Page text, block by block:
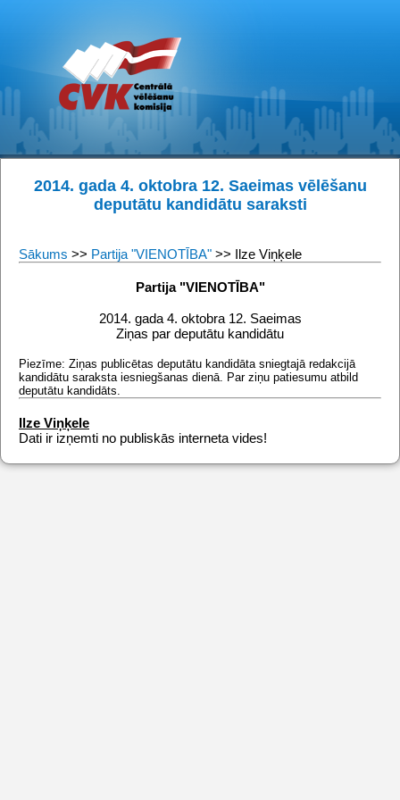
2014. gada 4. oktobra 12. Saeimas vēlēšanu
deputātu kandidātu saraksti
Sākums >> Partija "VIENOTĪBA" >> Ilze Viņķele
Partija "VIENOTĪBA"
2014. gada 4. oktobra 12. Saeimas
Ziņas par deputātu kandidātu
Piezīme: Ziņas publicētas deputātu kandidāta sniegtajā redakcijā
kandidātu saraksta iesniegšanas dienā. Par ziņu patiesumu atbild
deputātu kandidāts.
Ilze Viņķele
Dati ir izņemti no publiskās interneta vides!